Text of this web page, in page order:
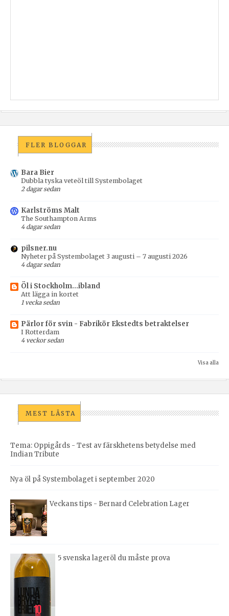
FLER BLOGGAR
Bara Bier
Dubbla tyska veteöl till Systembolaget
2 dagar sedan
Karlströms Malt
The Southampton Arms
4 dagar sedan
pilsner.nu
Nyheter på Systembolaget 3 augusti – 7 augusti 2026
4 dagar sedan
Öl i Stockholm...ibland
Att lägga in kortet
1 vecka sedan
Pärlor för svin - Fabrikör Ekstedts betraktelser
I Rotterdam
4 veckor sedan
Visa alla
MEST LÄSTA
Tema: Oppigårds - Test av färskhetens betydelse med
Indian Tribute
Nya öl på Systembolaget i september 2020
Veckans tips - Bernard Celebration Lager
5 svenska lageröl du måste prova